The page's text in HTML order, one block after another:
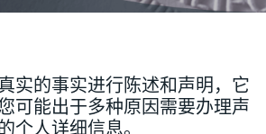
实的事实进行陈述和声明，它
可能出于多种原因需要办理声
个人详细信息。